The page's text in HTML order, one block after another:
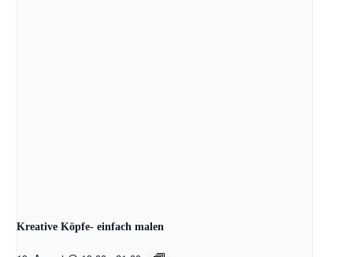
Kreative Köpfe- einfach malen